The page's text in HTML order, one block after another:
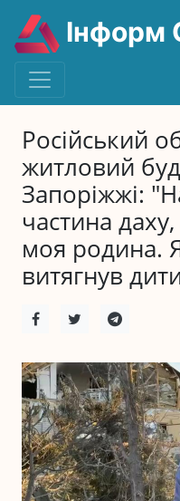
Інформ
Російський
житловий
Запоріжжі:
частина
моя родина.
витягнув